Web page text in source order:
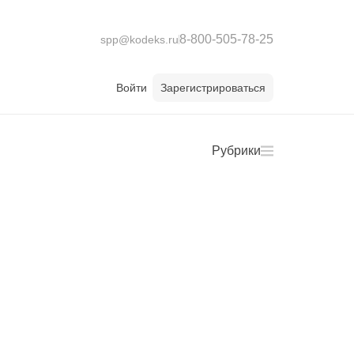
spp@kodeks.ru8-800-505-78-25
Войти Зарегистрироваться
Рубрики